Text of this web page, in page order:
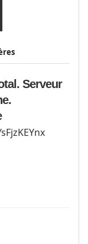
Serveur